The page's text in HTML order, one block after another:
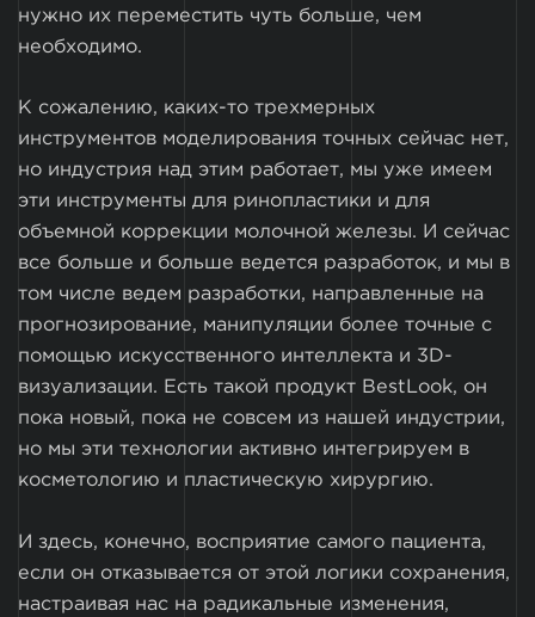
нужно их переместить чуть больше, чем
необходимо.
К сожалению, каких-то трехмерных
инструментов моделирования точных сейчас нет,
но индустрия над этим работает, мы уже имеем
эти инструменты для ринопластики и для
объемной коррекции молочной железы. И сейчас
все больше и больше ведется разработок, и мы в
том числе ведем разработки, направленные на
прогнозирование, манипуляции более точные с
помощью искусственного интеллекта и 3D-
визуализации. Есть такой продукт BestLook, он
пока новый, пока не совсем из нашей индустрии,
но мы эти технологии активно интегрируем в
косметологию и пластическую хирургию.
И здесь, конечно, восприятие самого пациента,
если он отказывается от этой логики сохранения,
настраивая нас на радикальные изменения,